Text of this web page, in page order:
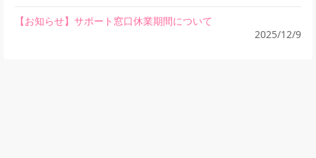
【お知らせ】サポート窓口休業期間について
2025/12/9